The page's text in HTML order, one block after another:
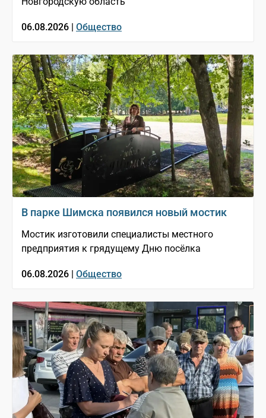
06.08.2026 | Общество
В парке Шимска появился новый мостик
Мостик изготовили специалисты местного
предприятия к грядущему Дню посёлка
06.08.2026 | Общество